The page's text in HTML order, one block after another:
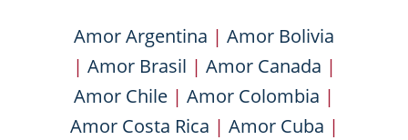
Amor Argentina | Amor Bolivia
| Amor Brasil | Amor Canada |
Amor Chile | Amor Colombia |
Amor Costa Rica | Amor Cuba |